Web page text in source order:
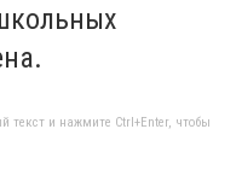
текст и нажмите Ctrl+Enter, чтобы